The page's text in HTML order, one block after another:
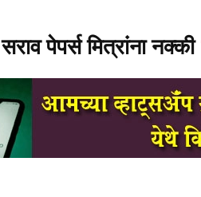
सराव पेपर्स मित्रांना नक्की